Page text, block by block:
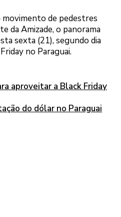
movimento de pedestres
da Amizade, o panorama
sexta (21), segundo dia
no Paraguai.
aproveitar a Black Friday
do dólar no Paraguai